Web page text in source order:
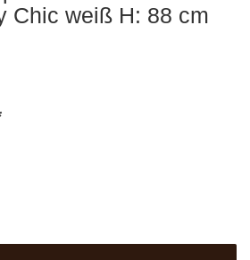
Chic weiß H: 88 cm